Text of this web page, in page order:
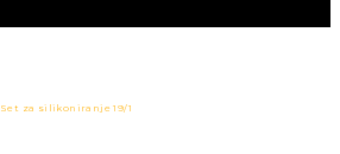
Set za silikoniranje 19/1